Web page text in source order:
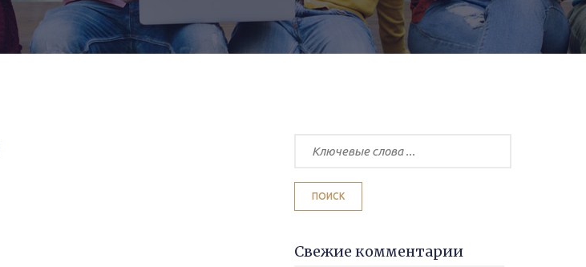
Свежие комментарии